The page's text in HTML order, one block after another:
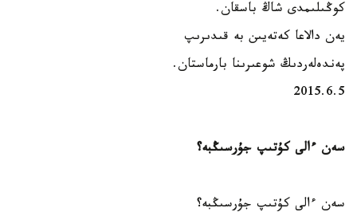
كوڭىلىمدى شاڭ باسقان.
يەن دالاعا كەتەيىن بە قىدىرىپ
پەندەلەردىڭ شوعىرىنا بارماستان.
2015.6.5
سەن ءالى كۇتىپ جۇرسىڭبە؟
سەن ءالى كۇتىپ جۇرسىڭبە؟